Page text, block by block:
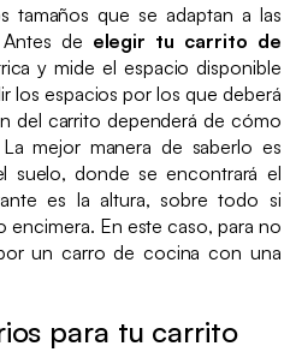
tamaños que se adaptan a las
de elegir tu carrito de
y mide el espacio disponible
los espacios por los que deberá
del carrito dependerá de cómo
mejor manera de saberlo es
suelo, donde se encontrará el
es la altura, sobre todo si
encimera. En este caso, para no
un carro de cocina con una
para tu carrito